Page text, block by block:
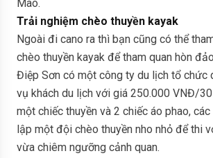
Mao.
Trải nghiệm chèo thuyền kayak
Ngoài đi cano ra thì bạn cũng có thể
chèo thuyền kayak để tham quan hòn
Điệp Sơn có một công ty du lịch tổ chức
vụ khách du lịch với giá 250.000 VNĐ/
một chiếc thuyền và 2 chiếc áo phao,
lập một đội chèo thuyền nho nhỏ để thi
vừa chiêm ngưỡng cảnh quan.